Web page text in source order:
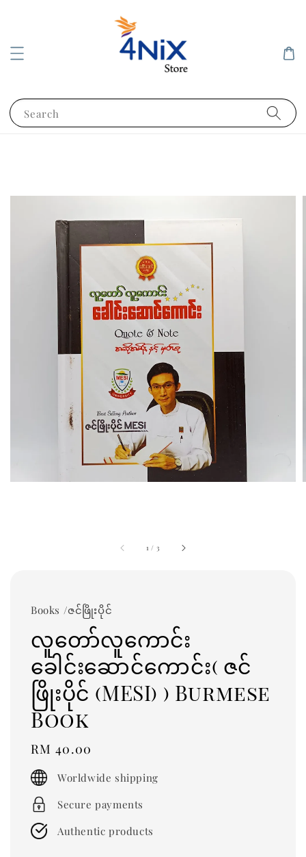
Search
1 / 3
Books /ဇင်ဖြိုးပိုင်
လူတော်လူကောင်း
ခေါင်းဆောင်ကောင်း( ဇင်
ဖြိုးပိုင် (MESI) ) Burmese
Book
Regular
price
RM 40.00
Worldwide shipping
Secure payments
Authentic products